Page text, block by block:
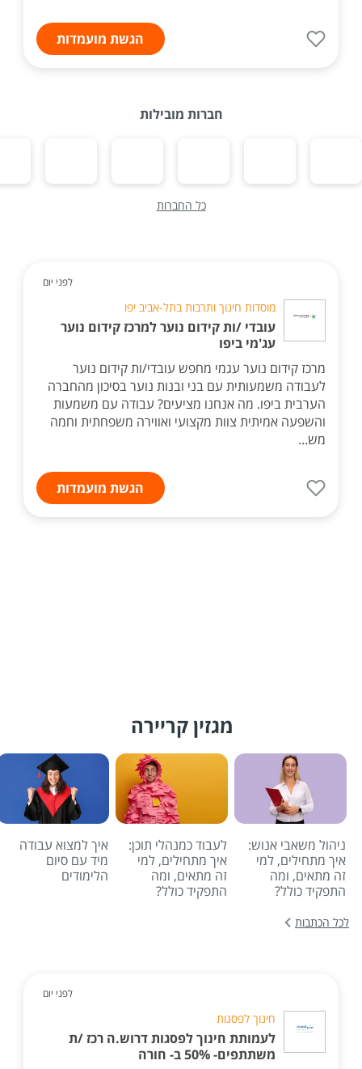
הגשת מועמדות
חברות מובילות
כל החברות
לפני יום
מוסדות חינוך ותרבות בתל-אביב יפו
עובדי /ות קידום נוער למרכז קידום נוער
עג'מי ביפו
מרכז קידום נוער עגמי מחפש עובדי/ות קידום נוער
לעבודה משמעותית עם בני ובנות נוער בסיכון מהחברה
הערבית ביפו. מה אנחנו מציעים? עבודה עם משמעות
והשפעה אמיתית צוות מקצועי ואווירה משפחתית וחמה
מש...
הגשת מועמדות
מגזין קריירה
ניהול משאבי אנוש:
איך מתחילים, למי
זה מתאים, ומה
התפקיד כולל?
לעבוד כמנהלי תוכן:
איך מתחילים, למי
זה מתאים, ומה
התפקיד כולל?
איך למצוא עבודה
מיד עם סיום
הלימודים
לכל הכתבות
לפני יום
חינוך לפסגות
לעמותת חינוך לפסגות דרוש.ה רכז /ת
משתתפים- 50% ב- חורה